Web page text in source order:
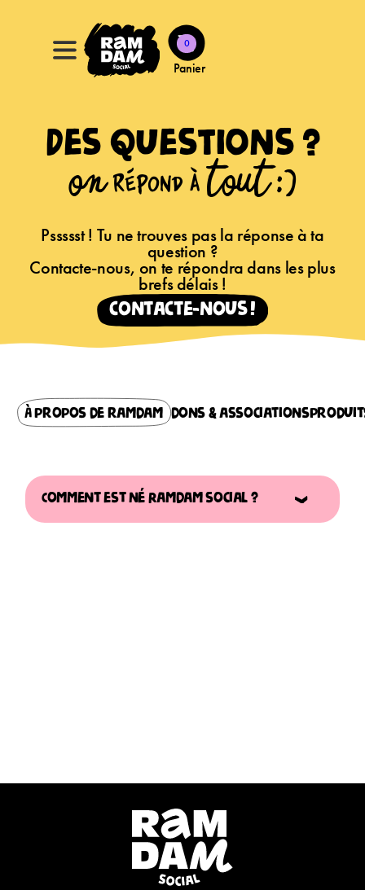
0
Panier
Des questions ?
ON répond à TOUT :)
Pssssst ! Tu ne trouves pas la réponse à ta
question ?
Contacte-nous, on te répondra dans les plus
brefs délais !
contacte-nous !
À propos de ramdam dons & associations
Comment est né Ramdam social ?